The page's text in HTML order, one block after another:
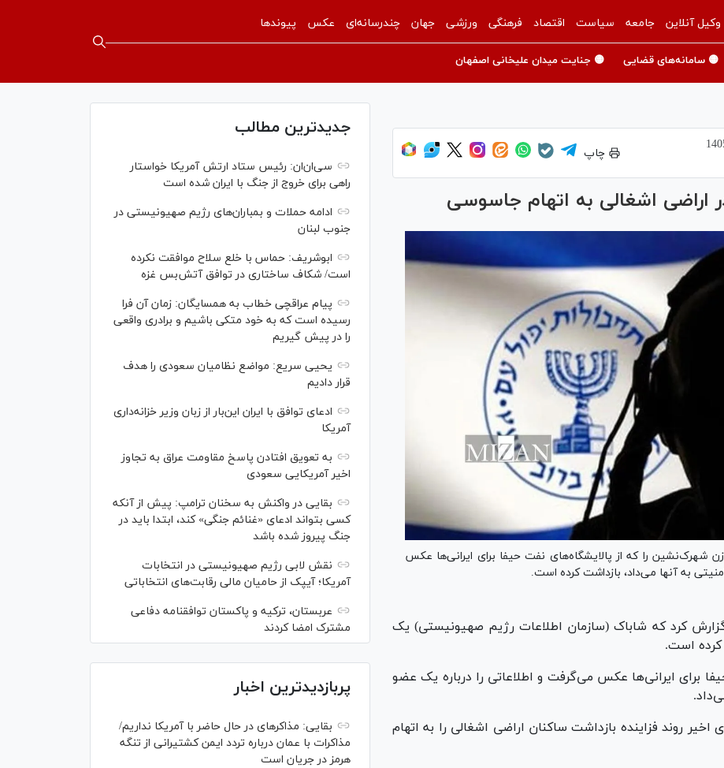
وکیل آنلاین جامعه سیاست اقتصاد فرهنگی ورزشی جهان چندرسانه‌ای عکس پیوندها
🟡 سامانه‌های قضایی 🟡 جنایت میدان علیخانی اصفهان
چاپ
اشغالی به اتهام جاسوسی
را که از پالایشگاه‌های نفت حیفا برای ایرانی‌ها عکس
به آنها می‌داد، بازداشت کرده است.
گزارش کرد که شاباک (سازمان اطلاعات رژیم صهیونیستی) یک
است.
برای ایرانی‌ها عکس می‌گرفت و اطلاعاتی را درباره یک عضو
روند فزاینده بازداشت ساکنان اراضی اشغالی را به اتهام
جدیدترین مطالب
سی‌ان‌‌ان: رئیس ستاد ارتش آمریکا خواستار
راهی برای خروج از جنگ با ایران شده است
ادامه حملات و بمباران‌های رژیم صهیونیستی در
جنوب لبنان
ابوشریف: حماس با خلع سلاح موافقت نکرده
است/ شکاف ساختاری در توافق آتش‌‎بس غزه
پیام عراقچی خطاب به همسایگان: زمان آن فرا
رسیده است که به خود متکی باشیم و برادری واقعی
را در پیش گیریم
یحیی سریع: مواضع نظامیان سعودی را هدف
قرار دادیم
ادعای توافق با ایران این‌بار از زبان وزیر خزانه‌داری
آمریکا
به تعویق افتادن پاسخ مقاومت عراق به تجاوز
اخیر آمریکایی سعودی
بقایی در واکنش به سخنان ترامپ: پیش از آنکه
کسی بتواند ادعای «غنائم جنگی» کند، ابتدا باید در
جنگ پیروز شده باشد
نقش لابی رژیم صهیونیستی در انتخابات
آمریکا؛ آیپک از حامیان مالی رقابت‌های انتخاباتی
عربستان، ترکیه و پاکستان توافقنامه دفاعی
مشترک امضا کردند
پربازدیدترین اخبار
بقایی: مذاکره‎ای در حال حاضر با آمریکا نداریم/
مذاکرات با عمان درباره تردد ایمن کشتیرانی از تنگه
هرمز در جریان است